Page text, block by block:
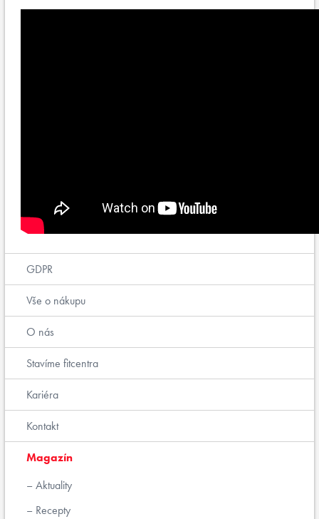
GDPR
Vše o nákupu
O nás
Stavíme fitcentra
Kariéra
Kontakt
Magazín
Aktuality
Recepty